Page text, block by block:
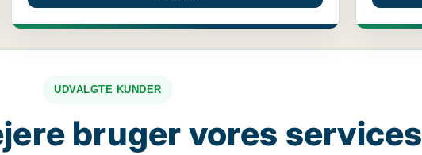
UDVALGTE KUNDER
bruger vores services